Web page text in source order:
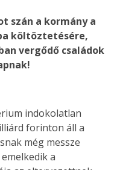
szán a kormány a
költöztetésére,
vergődő családok
indokolatlan
forinton áll a
még messze
a